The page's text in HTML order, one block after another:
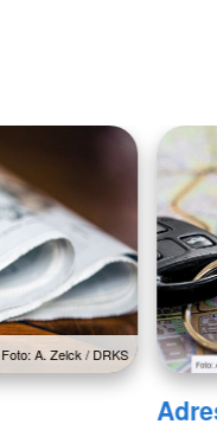
Foto: A. Zelck / DRKS